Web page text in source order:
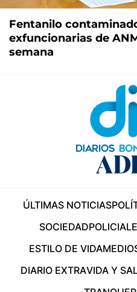
Fentanilo
exfuncionarias de
semana
ÚLTIMAS NOTICIAS
SOCIEDAD
ESTILO DE VIDA
DIARIO EXTRAVIDA Y